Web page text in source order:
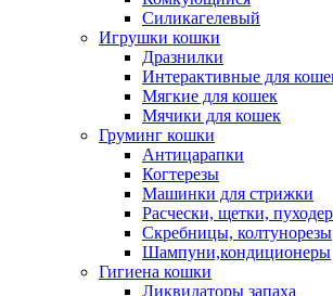
Силикагелевый
Игрушки кошки
Дразнилки
Интерактивные для
Мягкие для кошек
Мячики для кошек
Груминг кошки
Антицарапки
Когтерезы
Машинки для стрижки
Расчески, щетки,
Скребницы, колтунорезы
Шампуни,кондиционеры
Гигиена кошки
Ликвидаторы запаха